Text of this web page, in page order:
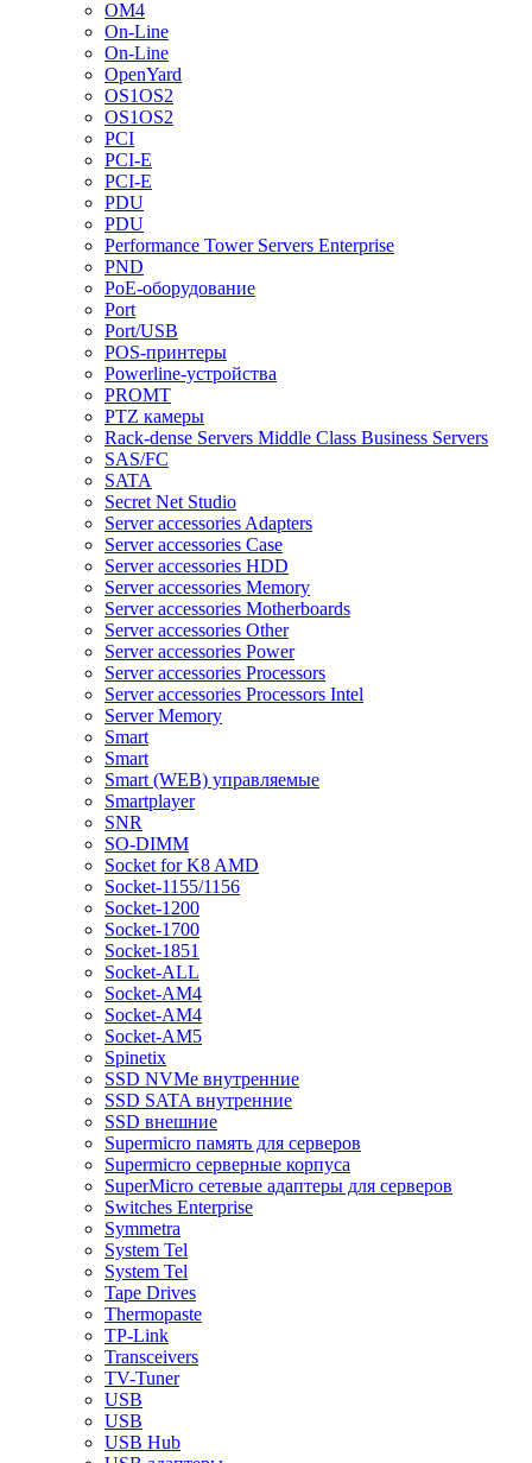
OM4
On-Line
On-Line
OpenYard
OS1OS2
OS1OS2
PCI
PCI-E
PCI-E
PDU
PDU
Performance Tower Servers Enterprise
PND
PoE-оборудование
Port
Port/USB
POS-принтеры
Powerline-устройства
PROMT
PTZ камеры
Rack-dense Servers Middle Class Business Servers
SAS/FC
SATA
Secret Net Studio
Server accessories Adapters
Server accessories Case
Server accessories HDD
Server accessories Memory
Server accessories Motherboards
Server accessories Other
Server accessories Power
Server accessories Processors
Server accessories Processors Intel
Server Memory
Smart
Smart
Smart (WEB) управляемые
Smartplayer
SNR
SO-DIMM
Socket for K8 AMD
Socket-1155/1156
Socket-1200
Socket-1700
Socket-1851
Socket-ALL
Socket-AM4
Socket-AM4
Socket-AM5
Spinetix
SSD NVMe внутренние
SSD SATA внутренние
SSD внешние
Supermicro память для серверов
Supermicro серверные корпуса
SuperMicro сетевые адаптеры для серверов
Switches Enterprise
Symmetra
System Tel
System Tel
Tape Drives
Thermopaste
TP-Link
Transceivers
TV-Tuner
USB
USB
USB Hub